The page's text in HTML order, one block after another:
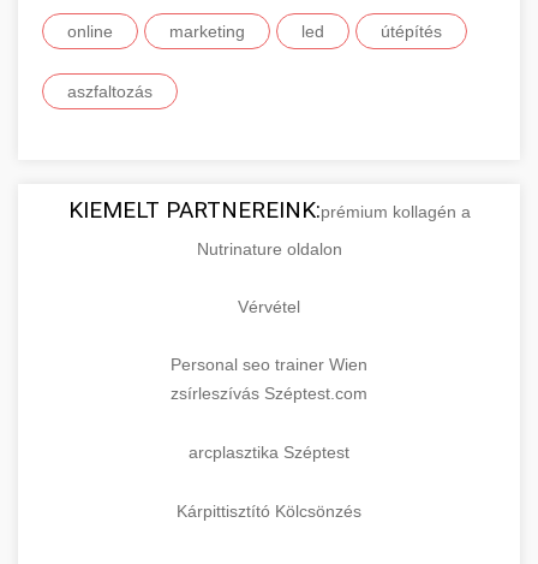
online marketing led útépítés
aszfaltozás
KIEMELT PARTNEREINK:prémium kollagén a
Nutrinature oldalon
Vérvétel
Personal seo trainer Wien
zsírleszívás Széptest.com
arcplasztika Széptest
Kárpittisztító Kölcsönzés